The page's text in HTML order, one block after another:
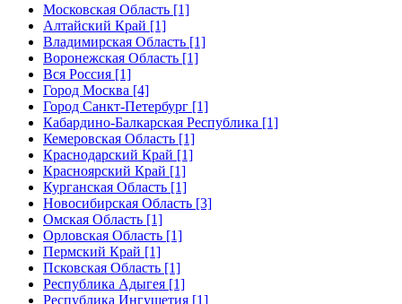
Московская Область [1]
Алтайский Край [1]
Владимирская Область [1]
Воронежская Область [1]
Вся Россия [1]
Город Москва [4]
Город Санкт-Петербург [1]
Кабардино-Балкарская Республика [1]
Кемеровская Область [1]
Краснодарский Край [1]
Красноярский Край [1]
Курганская Область [1]
Новосибирская Область [3]
Омская Область [1]
Орловская Область [1]
Пермский Край [1]
Псковская Область [1]
Республика Адыгея [1]
Республика Ингушетия [1]